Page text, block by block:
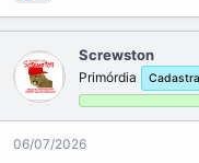
Screwston
Primórdia
06/07/2026